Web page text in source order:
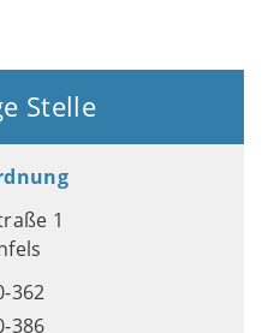
Stelle
1
362
386